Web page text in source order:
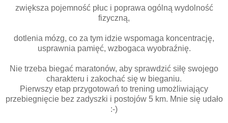
zwiększa pojemność płuc i poprawa ogólną wydolność
fizyczną,
dotlenia mózg, co za tym idzie wspomaga koncentrację,
usprawnia pamięć, wzbogaca wyobraźnię.
Nie trzeba biegać maratonów, aby sprawdzić siłę swojego
charakteru i zakochać się w bieganiu.
Pierwszy etap przygotowań to trening umożliwiający
przebiegnięcie bez zadyszki i postojów 5 km. Mnie się udało
:-)